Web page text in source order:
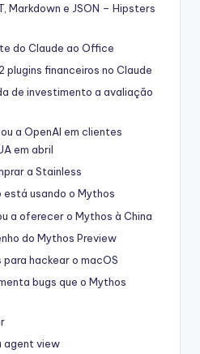
Markdown e JSON – Hipsters
do Claude ao Office
plugins financeiros no Claude
de investimento a avaliação
a OpenAI em clientes
em abril
a Stainless
está usando o Mythos
a oferecer o Mythos à China
do Mythos Preview
hackear o macOS
bugs que o Mythos
agent view